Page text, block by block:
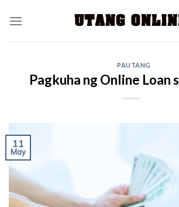
PAUTANG
Pagkuha ng Online Loan
11
May